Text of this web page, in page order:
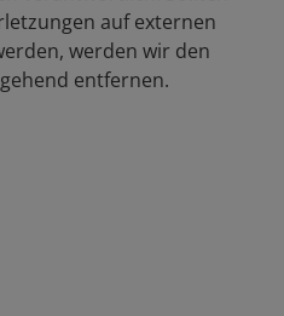
auf externen
werden wir den
entfernen.